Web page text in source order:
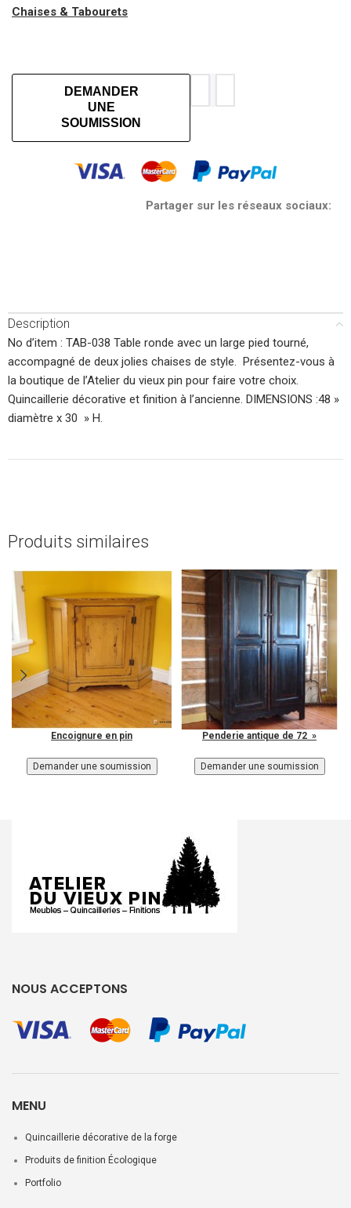
Chaises & Tabourets
DEMANDER
UNE
SOUMISSION
Partager sur les réseaux sociaux:
Description
No d’item : TAB-038 Table ronde avec un large pied tourné,
accompagné de deux jolies chaises de style. Présentez-vous à
la boutique de l’Atelier du vieux pin pour faire votre choix.
Quincaillerie décorative et finition à l’ancienne. DIMENSIONS :48 »
diamètre x 30 » H.
Produits similaires
Encoignure en pin Penderie antique de 72 »
NOUS ACCEPTONS
MENU
Quincaillerie décorative de la forge
Produits de finition Écologique
Portfolio